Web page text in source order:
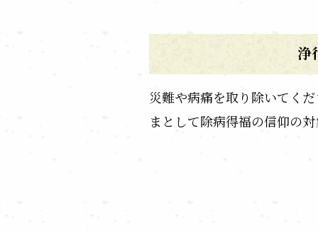
浄
災難や病痛を取り除いてく
まとして除病得福の信仰の